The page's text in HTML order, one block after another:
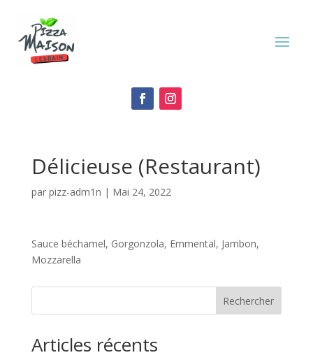
Délicieuse (Restaurant)
par pizz-adm1n | Mai 24, 2022
Sauce béchamel, Gorgonzola, Emmental, Jambon,
Mozzarella
Rechercher
Articles récents